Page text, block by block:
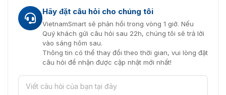
Mở rộng chương trình ID của bạn như cần thay đổi
bằng cách thêm thông minh khả năng thẻ, kết nối
WiFi và nhiều hơn nữa
In mọi lúc, mọi nơi với thiết bị di động của bạn (iOS,
Android, Các cửa sổ)
VietnamSmart đã và đang cung cấp các dòng
máy in thẻ
nhựa có hiệu suất làm việc mạnh mẽ, tính năng độc đáo.
Hãy đặt câu hỏi cho chúng tôi
VietnamSmart sẽ phản hồi trong vòng 1 giờ. Nếu
Quý khách gửi câu hỏi sau 22h, chúng tôi sẽ trả lời
vào sáng hôm sau.
Thông tin có thể thay đổi theo thời gian, vui lòng đặt
câu hỏi để nhận được cập nhật mới nhất!